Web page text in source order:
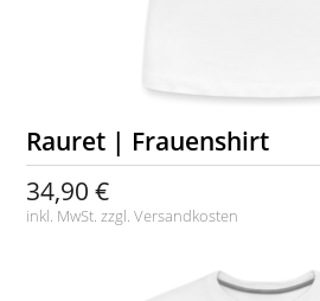
Rauret | Frauenshirt
34,90 €
inkl. MwSt. zzgl.Versandkosten